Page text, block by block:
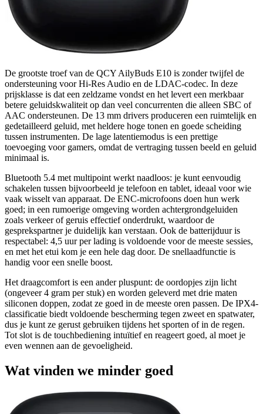
De grootste troef van de QCY AilyBuds E10 is zonder twijfel de
ondersteuning voor Hi-Res Audio en de LDAC-codec. In deze
prijsklasse is dat een zeldzame vondst en het levert een merkbaar
betere geluidskwaliteit op dan veel concurrenten die alleen SBC of
AAC ondersteunen. De 13 mm drivers produceren een ruimtelijk en
gedetailleerd geluid, met heldere hoge tonen en goede scheiding
tussen instrumenten. De lage latentiemodus is een prettige
toevoeging voor gamers, omdat de vertraging tussen beeld en geluid
minimaal is.
Bluetooth 5.4 met multipoint werkt naadloos: je kunt eenvoudig
schakelen tussen bijvoorbeeld je telefoon en tablet, ideaal voor wie
vaak wisselt van apparaat. De ENC-microfoons doen hun werk
goed; in een rumoerige omgeving worden achtergrondgeluiden
zoals verkeer of geruis effectief onderdrukt, waardoor de
gesprekspartner je duidelijk kan verstaan. Ook de batterijduur is
respectabel: 4,5 uur per lading is voldoende voor de meeste sessies,
en met het etui kom je een hele dag door. De snellaadfunctie is
handig voor een snelle boost.
Het draagcomfort is een ander pluspunt: de oordopjes zijn licht
(ongeveer 4 gram per stuk) en worden geleverd met drie maten
siliconen doppen, zodat ze goed in de meeste oren passen. De IPX4-
classificatie biedt voldoende bescherming tegen zweet en spatwater,
dus je kunt ze gerust gebruiken tijdens het sporten of in de regen.
Tot slot is de touchbediening intuïtief en reageert goed, al moet je
even wennen aan de gevoeligheid.
Wat vinden we minder goed